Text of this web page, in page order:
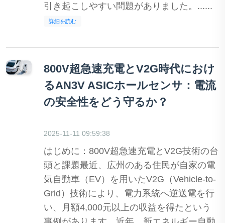
引き起こしやすい問題がありました。......
詳細を読む
800V超急速充電とV2G時代におけ
るAN3V ASICホールセンサ：電流
の安全性をどう守るか？
2025-11-11 09:59:38
はじめに：800V超急速充電とV2G技術の台
頭と課題最近、広州のある住民が自家の電
気自動車（EV）を用いたV2G（Vehicle-to-
Grid）技術により、電力系統へ逆送電を行
い、月額4,000元以上の収益を得たという